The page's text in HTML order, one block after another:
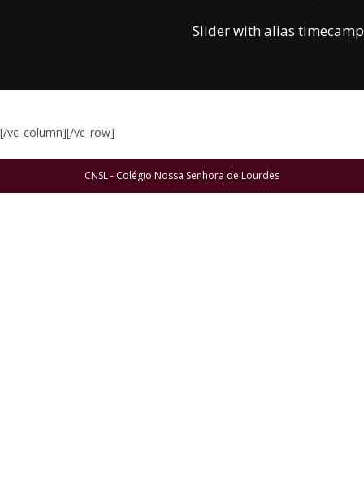
Slider with alias
[/vc_column][/vc_row]
CNSL - Colégio Nossa Senhora de Lourdes